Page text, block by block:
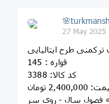
27 May 2025
طرح ایتالیایی
قواره : 145
کد کالا: 3388
تومان
فصول سال - روی سر